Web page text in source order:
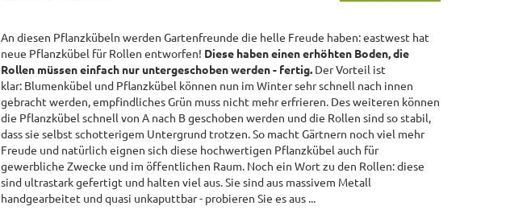
An diesen Pflanzkübeln werden Gartenfreunde die helle Freude haben: eastwest hat
neue Pflanzkübel für Rollen entworfen! Diese haben einen erhöhten Boden, die
Rollen müssen einfach nur untergeschoben werden - fertig. Der Vorteil ist
klar: Blumenkübel und Pflanzkübel können nun im Winter sehr schnell nach innen
gebracht werden, empfindliches Grün muss nicht mehr erfrieren. Des weiteren können
die Pflanzkübel schnell von A nach B geschoben werden und die Rollen sind so stabil,
dass sie selbst schotterigem Untergrund trotzen. So macht Gärtnern noch viel mehr
Freude und natürlich eignen sich diese hochwertigen Pflanzkübel auch für
gewerbliche Zwecke und im öffentlichen Raum. Noch ein Wort zu den Rollen: diese
sind ultrastark gefertigt und halten viel aus. Sie sind aus massivem Metall
handgearbeitet und quasi unkaputtbar - probieren Sie es aus ...